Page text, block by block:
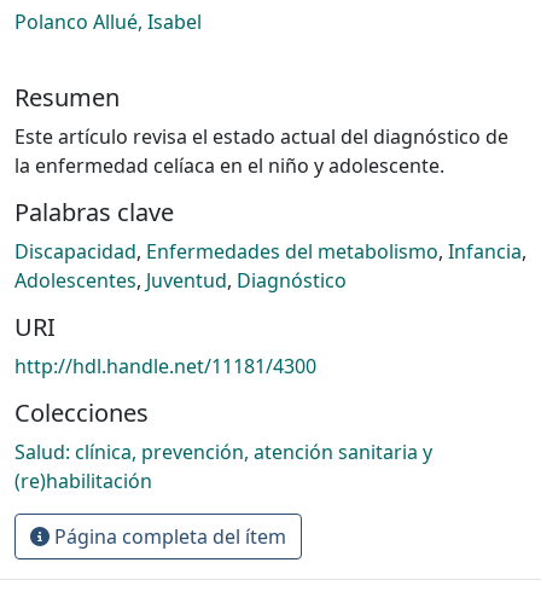
Polanco Allué, Isabel
Resumen
Este artículo revisa el estado actual del diagnóstico de
la enfermedad celíaca en el niño y adolescente.
Palabras clave
Discapacidad, Enfermedades del metabolismo, Infancia,
Adolescentes, Juventud, Diagnóstico
URI
http://hdl.handle.net/11181/4300
Colecciones
Salud: clínica, prevención, atención sanitaria y
(re)habilitación
Página completa del ítem